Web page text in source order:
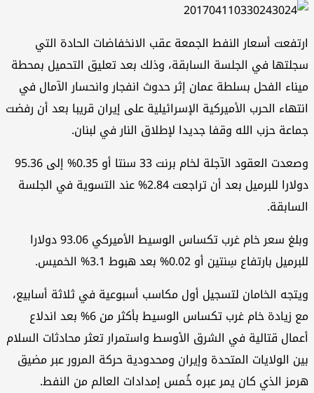
أسعار النفط الجمعة عقب الانخفاضات الحادة التي
في الجلسة السابقة، وذلك بعد تعليق التحميل بمحطة
الفحل بسلطة عمان إثر حدوث انفجار وانحسار الآمال في
الحرب الأميركية الإسرائيلية على إيران قريبا بعد أن رفضت
حزب الله وقفا جديدا لإطلاق النار في لبنان.
وصعدت العقود الآجلة لخام برنت 33 سنتا أو 0.35% إلى 95.36
دولارا للبرميل بعد أن تراجعت 2.84% عند التسوية في الجلسة
وبلغ سعر خام غرب تكساس الوسيط الأميركي 93.06 دولارا
بارتفاع سِنتين أو 0.02% بعد هبوط 3.1% الخميس.
الخامان لتسجيل أول مكاسب أسبوعية في ثلاثة أسابيع،
مع زيادة خام غرب تكساس الوسيط بأكثر من 6% بعد اندلاع
قتالية في الشرق الأوسط واستمرار تعثر محادثات السلام
الولايات المتحدة وإيران ومحدودية حركة المرور عبر مضيق
الذي كان يمر عبره خُمس إمدادات العالم من النفط.